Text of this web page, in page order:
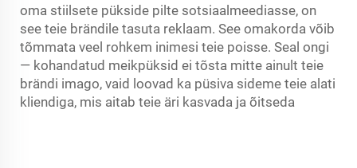
oma stiilsete pükside pilte sotsiaalmeediasse, on
see teie brändile tasuta reklaam. See omakorda võib
tõmmata veel rohkem inimesi teie poisse. Seal ongi
— kohandatud meikpüksid ei tõsta mitte ainult teie
brändi imago, vaid loovad ka püsiva sideme teie alati
kliendiga, mis aitab teie äri kasvada ja õitseda